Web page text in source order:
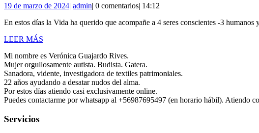
Alma
19 de marzo de 202419
marzo
| adminadmin
| 0 comentarios| 14:12
En estos días la Vida ha querido que acompañe a 4 seres conscientes -3
LEER MÁS
Mi nombre es Verónica Guajardo Rives.
Mujer orgullosamente autista. Budista. Gatera.
Sanadora, vidente, investigadora de textiles patrimoniales.
22 años ayudando a desatar nudos del alma.
Por estos días atiendo casi exclusivamente online.
Puedes contactarme por whatsapp al +56987695497 (en horario hábil). Atiendo
Servicios